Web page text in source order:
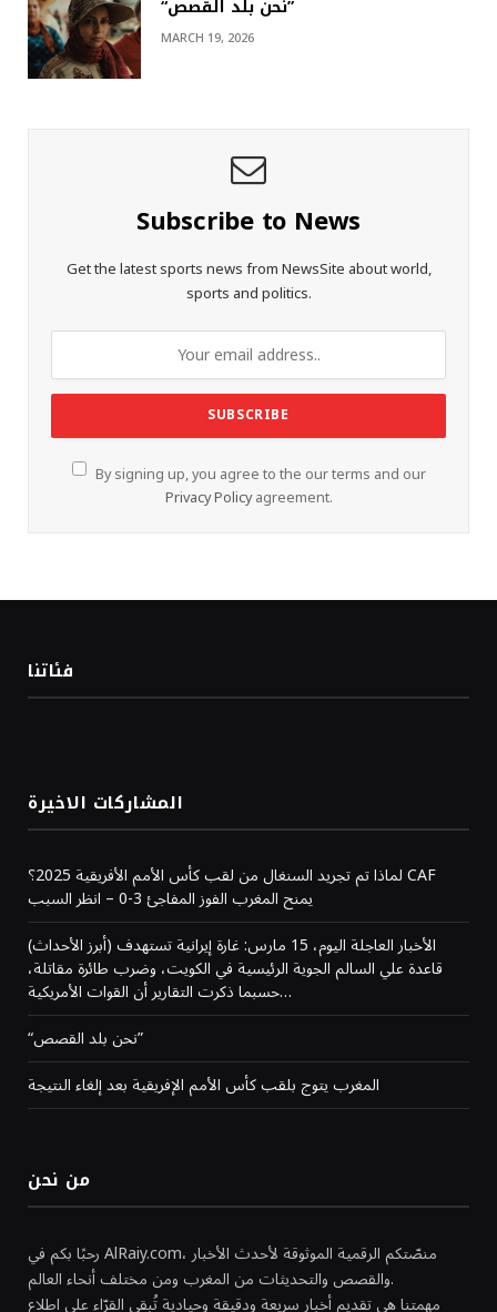
“نحن بلد القصص”
MARCH 19, 2026
Subscribe to News
Get the latest sports news from NewsSite about world,
sports and politics.
By signing up, you agree to the our terms and our
Privacy Policyagreement.
فئاتنا
المشاركات الاخيرة
لماذا تم تجريد السنغال من لقب كأس الأمم الأفريقية 2025؟ CAF
يمنح المغرب الفوز المفاجئ 3-0 – انظر السبب
(أبرز الأحداث) الأخبار العاجلة اليوم، 15 مارس: غارة إيرانية تستهدف
قاعدة علي السالم الجوية الرئيسية في الكويت، وضرب طائرة مقاتلة،
حسبما ذكرت التقارير أن القوات الأمريكية…
“نحن بلد القصص”
المغرب يتوج بلقب كأس الأمم الإفريقية بعد إلغاء النتيجة
من نحن
رحبًا بكم في AlRaiy.com، منصّتكم الرقمية الموثوقة لأحدث الأخبار
والقصص والتحديثات من المغرب ومن مختلف أنحاء العالم.
مهمتنا هي تقديم أخبار سريعة ودقيقة وحيادية تُبقي القرّاء على اطلاع